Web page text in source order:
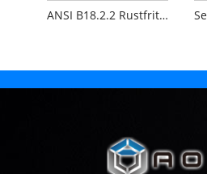
ANSI B18.2.2 Rustfrit stål tung hex møtrik